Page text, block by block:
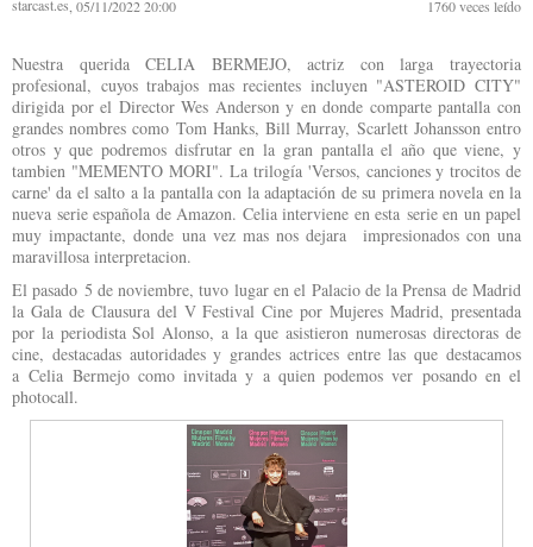
starcast.es , 05/11/2022 20:00 1760veces leído
Nuestra querida CELIA BERMEJO, actriz con larga trayectoria
profesional, cuyos trabajos mas recientes incluyen "ASTEROID CITY"
dirigida por el Director Wes Anderson y en donde comparte pantalla con
grandes nombres como Tom Hanks, Bill Murray, Scarlett Johansson entro
otros y que podremos disfrutar en la gran pantalla el año que viene, y
tambien "MEMENTO MORI". La trilogía 'Versos, canciones y trocitos de
carne' da el salto a la pantalla con la adaptación de su primera novela en la
nueva serie española de Amazon. Celia interviene en esta serie en un papel
muy impactante, donde una vez mas nos dejara impresionados con una
maravillosa interpretacion.
El pasado 5 de noviembre, tuvo lugar en el Palacio de la Prensa de Madrid
la Gala de Clausura del V Festival Cine por Mujeres Madrid, presentada
por la periodista Sol Alonso, a la que asistieron numerosas directoras de
cine, destacadas autoridades y grandes actrices entre las que destacamos
a Celia Bermejo como invitada y a quien podemos ver posando en el
photocall.